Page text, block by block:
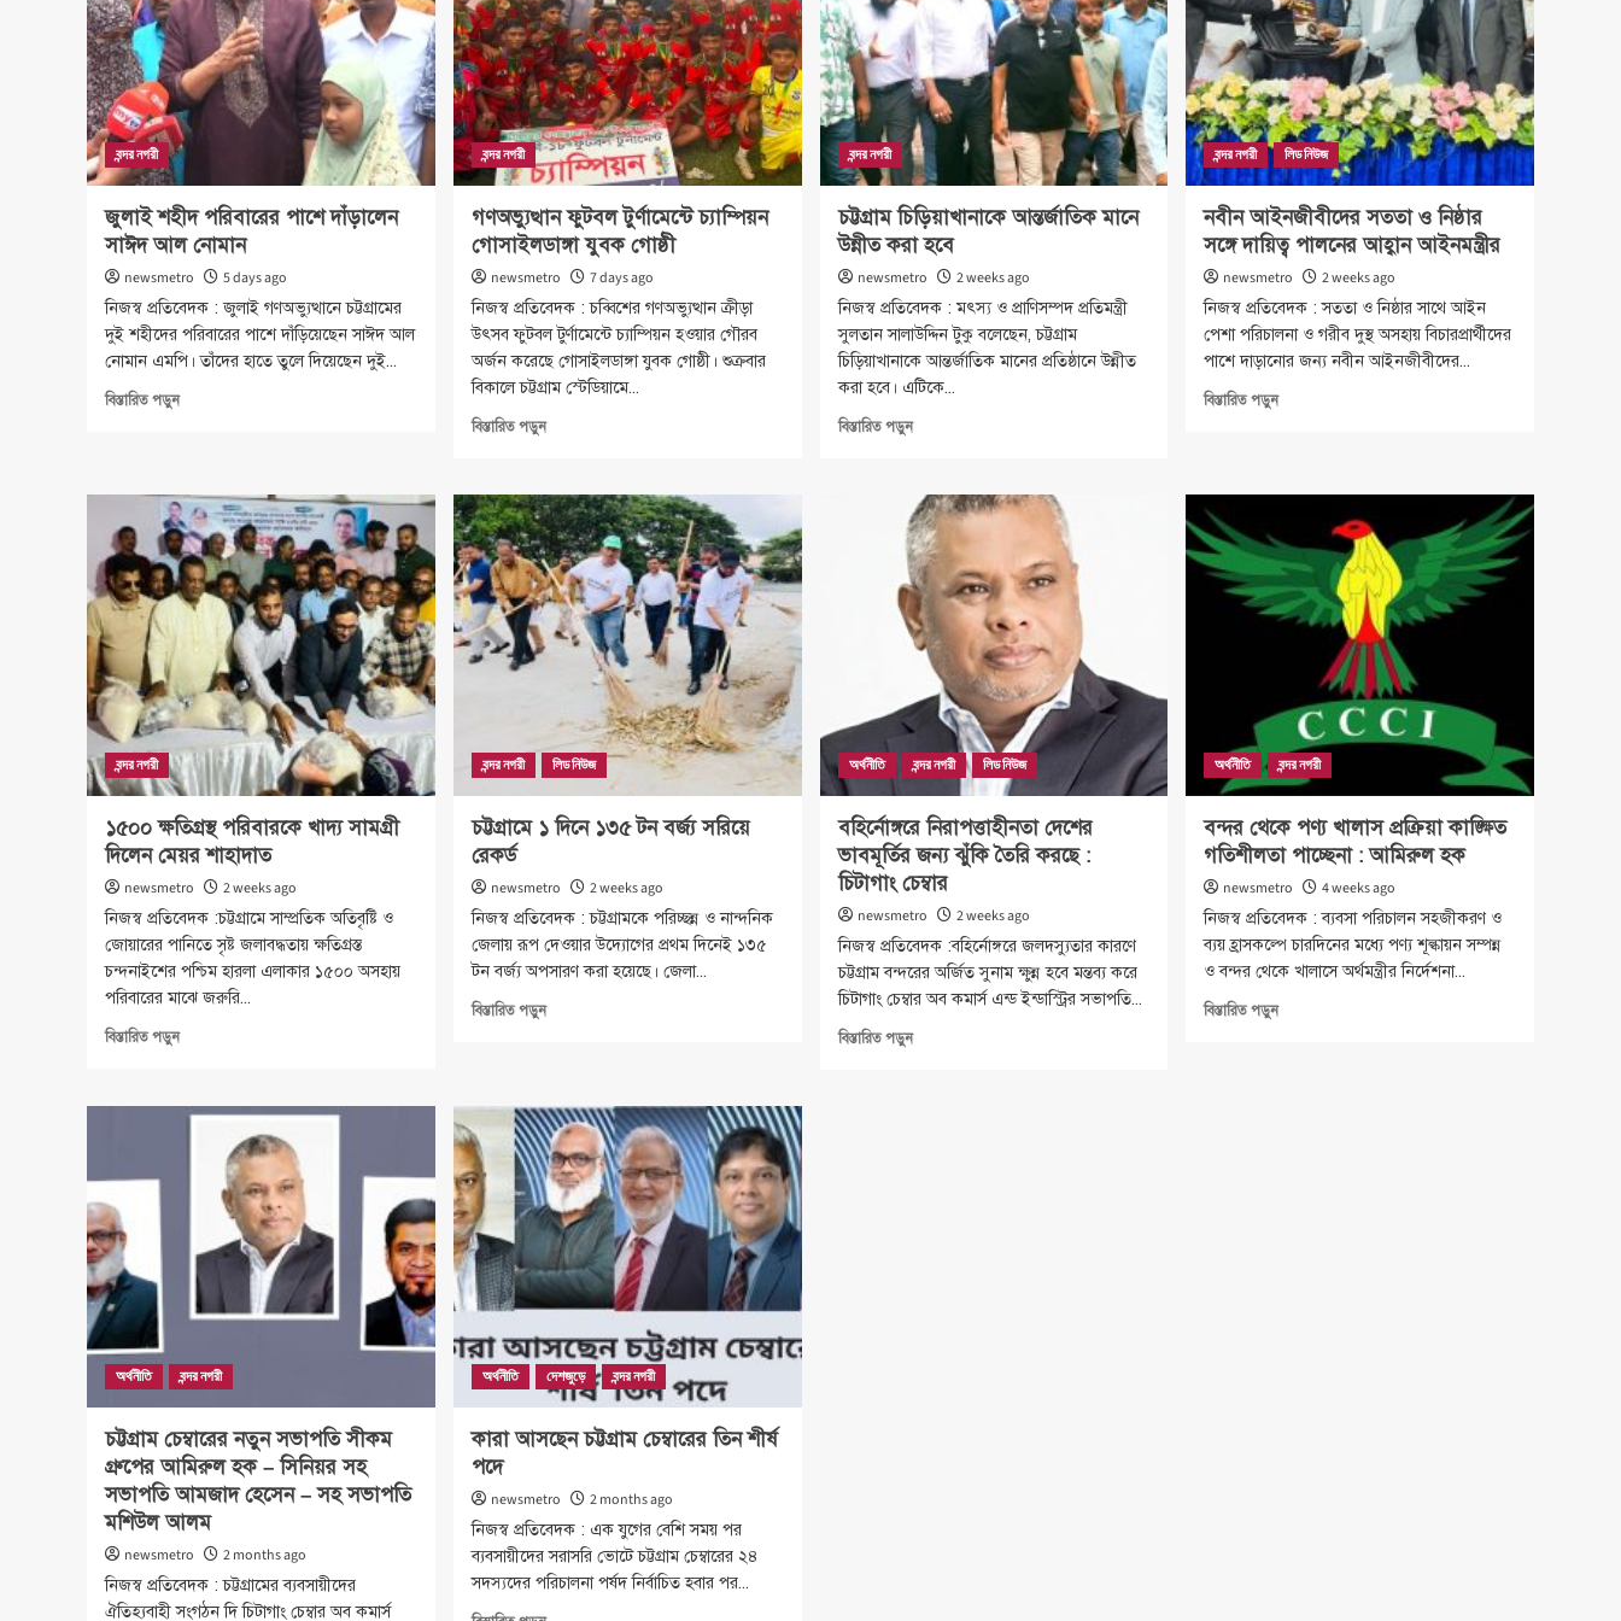
বন্দর নগরী
জুলাই শহীদ পরিবারের পাশে দাঁড়ালেন
সাঈদ আল নোমান
newsmetro
5 days ago
নিজস্ব প্রতিবেদক : জুলাই গণঅভ্যুত্থানে চট্টগ্রামের
দুই শহীদের পরিবারের পাশে দাঁড়িয়েছেন সাঈদ আল
নোমান এমপি। তাঁদের হাতে তুলে দিয়েছেন দুই...
বিস্তারিত পড়ুনRead
পরিবারের
পাশে
দাঁড়ালেন
সাঈদ
আল
বন্দর নগরী
গণঅভ্যুত্থান ফুটবল টুর্ণামেন্টে চ্যাম্পিয়ন
গোসাইলডাঙ্গা যুবক গোষ্ঠী
newsmetro
7 days ago
নিজস্ব প্রতিবেদক : চব্বিশের গণঅভ্যুত্থান ক্রীড়া
উৎসব ফুটবল টুর্ণামেন্টে চ্যাম্পিয়ন হওয়ার গৌরব
অর্জন করেছে গোসাইলডাঙ্গা যুবক গোষ্ঠী। শুক্রবার
বিকালে চট্টগ্রাম স্টেডিয়ামে...
বিস্তারিত পড়ুনRead
গণঅভ্যুত্থান
ফুটবল
টুর্ণামেন্টে
চ্যাম্পিয়ন
গোসাইলডাঙ্গা
যুবক
গোষ্ঠী
বন্দর নগরী
চট্টগ্রাম চিড়িয়াখানাকে আন্তর্জাতিক মানে
উন্নীত করা হবে
newsmetro
2 weeks ago
নিজস্ব প্রতিবেদক : মৎস্য ও প্রাণিসম্পদ প্রতিমন্ত্রী
সুলতান সালাউদ্দিন টুকু বলেছেন, চট্টগ্রাম
চিড়িয়াখানাকে আন্তর্জাতিক মানের প্রতিষ্ঠানে উন্নীত
করা হবে। এটিকে...
বিস্তারিত পড়ুনRead
চট্টগ্রাম
চিড়িয়াখানাকে
আন্তর্জাতিক
মানে
উন্নীত
করা
হবে
বন্দর নগরী লিড নিউজ
নবীন আইনজীবীদের সততা ও নিষ্ঠার
সঙ্গে দায়িত্ব পালনের আহ্বান আইনমন্ত্রীর
newsmetro
2 weeks ago
নিজস্ব প্রতিবেদক : সততা ও নিষ্ঠার সাথে আইন
পেশা পরিচালনা ও গরীব দুস্থ অসহায় বিচারপ্রার্থীদের
পাশে দাড়ানোর জন্য নবীন আইনজীবীদের...
বিস্তারিত পড়ুনRead
নিষ্ঠার
সঙ্গে
দায়িত্ব
পালনের
আইনমন্ত্রীর
বন্দর নগরী
১৫০০ ক্ষতিগ্রস্থ পরিবারকে খাদ্য সামগ্রী
দিলেন মেয়র শাহাদাত
newsmetro
2 weeks ago
নিজস্ব প্রতিবেদক :চট্টগ্রামে সাম্প্রতিক অতিবৃষ্টি ও
জোয়ারের পানিতে সৃষ্ট জলাবদ্ধতায় ক্ষতিগ্রস্ত
চন্দনাইশের পশ্চিম হারলা এলাকার ১৫০০ অসহায়
পরিবারের মাঝে জরুরি...
বিস্তারিত পড়ুনRead
১৫০০
পরিবারকে
বন্দর নগরী লিড নিউজ
চট্টগ্রামে ১ দিনে ১৩৫ টন বর্জ্য সরিয়ে
রেকর্ড
newsmetro
2 weeks ago
নিজস্ব প্রতিবেদক : চট্টগ্রামকে পরিচ্ছন্ন ও নান্দনিক
জেলায় রূপ দেওয়ার উদ্যোগের প্রথম দিনেই ১৩৫
টন বর্জ্য অপসারণ করা হয়েছে। জেলা...
বিস্তারিত পড়ুনRead
দিনে
১৩৫
টন
বর্জ্য
সরিয়ে
রেকর্ড
অর্থনীতি বন্দর নগরী লিড নিউজ
বহির্নোঙ্গরে নিরাপত্তাহীনতা দেশের
ভাবমূর্তির জন্য ঝুঁকি তৈরি করছে :
চিটাগাং চেম্বার
newsmetro
2 weeks ago
নিজস্ব প্রতিবেদক :বহির্নোঙ্গরে জলদস্যুতার কারণে
চট্টগ্রাম বন্দরের অর্জিত সুনাম ক্ষুন্ন হবে মন্তব্য করে
চিটাগাং চেম্বার অব কমার্স এন্ড ইন্ডাস্ট্রির সভাপতি...
বিস্তারিত পড়ুনRead
অর্থনীতি বন্দর নগরী
বন্দর থেকে পণ্য খালাস প্রক্রিয়া কাঙ্ক্ষিত
গতিশীলতা পাচ্ছেনা : আমিরুল হক
newsmetro
4 weeks ago
নিজস্ব প্রতিবেদক : ব্যবসা পরিচালন সহজীকরণ ও
ব্যয় হ্রাসকল্পে চারদিনের মধ্যে পণ্য শূল্কায়ন সম্পন্ন
ও বন্দর থেকে খালাসে অর্থমন্ত্রীর নির্দেশনা...
বিস্তারিত পড়ুনRead
অর্থনীতি বন্দর নগরী
চট্টগ্রাম চেম্বারের নতুন সভাপতি সীকম
গ্রুপের আমিরুল হক – সিনিয়র সহ
সভাপতি আমজাদ হেসেন – সহ সভাপতি
মশিউল আলম
newsmetro
2 months ago
নিজস্ব প্রতিবেদক : চট্টগ্রামের ব্যবসায়ীদের
ঐতিহ্যবাহী সংগঠন দি চিটাগাং চেম্বার অব কমার্স
অর্থনীতি দেশজুড়ে বন্দর নগরী
কারা আসছেন চট্টগ্রাম চেম্বারের তিন শীর্ষ
পদে
newsmetro
2 months ago
নিজস্ব প্রতিবেদক : এক যুগের বেশি সময় পর
ব্যবসায়ীদের সরাসরি ভোটে চট্টগ্রাম চেম্বারের ২৪
সদস্যদের পরিচালনা পর্ষদ নির্বাচিত হবার পর...